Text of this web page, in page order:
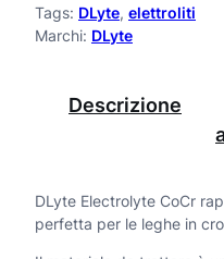
e
t
Tags: DLyte, elettroliti
Marchi: DLyte
Descrizione
DLyte Electrolyte CoCr
perfetta per le leghe in